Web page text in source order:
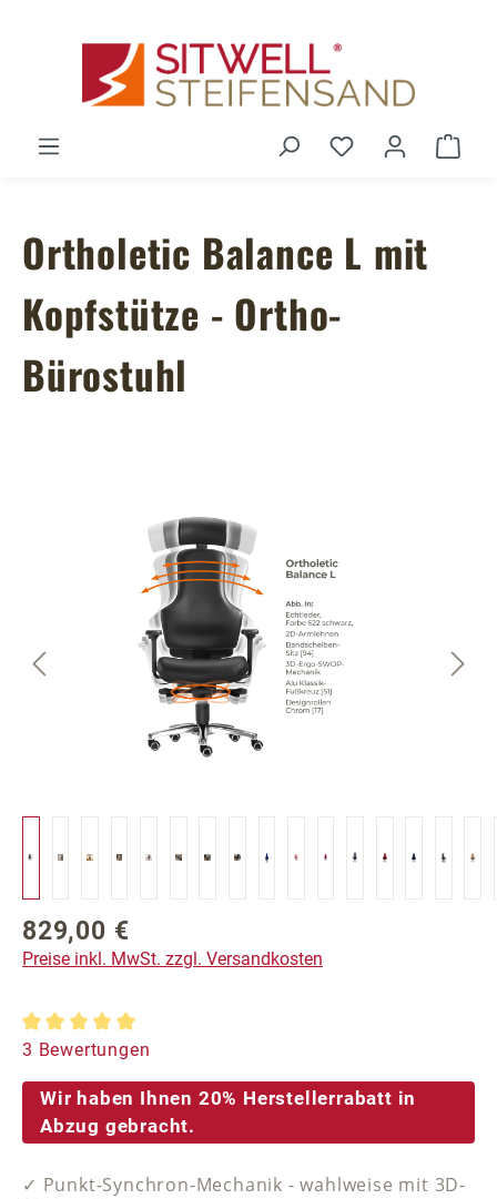
Du hast 0
Ortholetic Balance L mit
Kopfstütze - Ortho-
Bürostuhl
Bildergalerie überspringen
Regulärer Preis:
829,00 €
Preise inkl. MwSt. zzgl. Versandkosten
Durchschnittliche Bewertung von 5 von 5 Sternen
3 Bewertungen
Wir haben Ihnen 20% Herstellerrabatt in
Abzug gebracht.
✓ Punkt-Synchron-Mechanik - wahlweise mit 3D-